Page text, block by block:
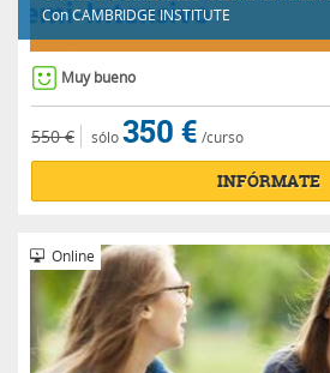
ConCAMBRIDGE INSTITUTE
Muy bueno
550 € sólo350 € /curso
INFÓRMATE
Online